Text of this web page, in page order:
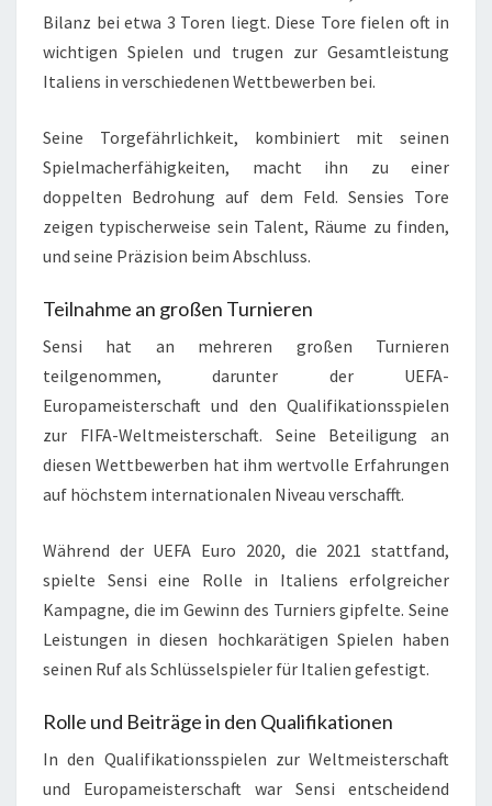
Bilanz bei etwa 3 Toren liegt. Diese Tore fielen oft in
wichtigen Spielen und trugen zur Gesamtleistung
Italiens in verschiedenen Wettbewerben bei.
Seine Torgefährlichkeit, kombiniert mit seinen
Spielmacherfähigkeiten, macht ihn zu einer
doppelten Bedrohung auf dem Feld. Sensies Tore
zeigen typischerweise sein Talent, Räume zu finden,
und seine Präzision beim Abschluss.
Teilnahme an großen Turnieren
Sensi hat an mehreren großen Turnieren
teilgenommen, darunter der UEFA-
Europameisterschaft und den Qualifikationsspielen
zur FIFA-Weltmeisterschaft. Seine Beteiligung an
diesen Wettbewerben hat ihm wertvolle Erfahrungen
auf höchstem internationalen Niveau verschafft.
Während der UEFA Euro 2020, die 2021 stattfand,
spielte Sensi eine Rolle in Italiens erfolgreicher
Kampagne, die im Gewinn des Turniers gipfelte. Seine
Leistungen in diesen hochkarätigen Spielen haben
seinen Ruf als Schlüsselspieler für Italien gefestigt.
Rolle und Beiträge in den Qualifikationen
In den Qualifikationsspielen zur Weltmeisterschaft
und Europameisterschaft war Sensi entscheidend